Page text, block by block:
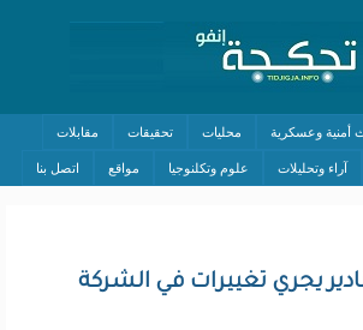
أمنية وعسكرية محليات تحقيقات مقابلات
آراء وتحليلات علوم وتكلنوجيا مواقع اتصل بنا
يجري تغييرات في الشركة